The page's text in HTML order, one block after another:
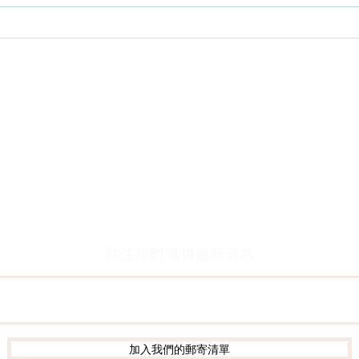
系統學習| 人生的功課，不只
鼎
加入我們的郵寄清單